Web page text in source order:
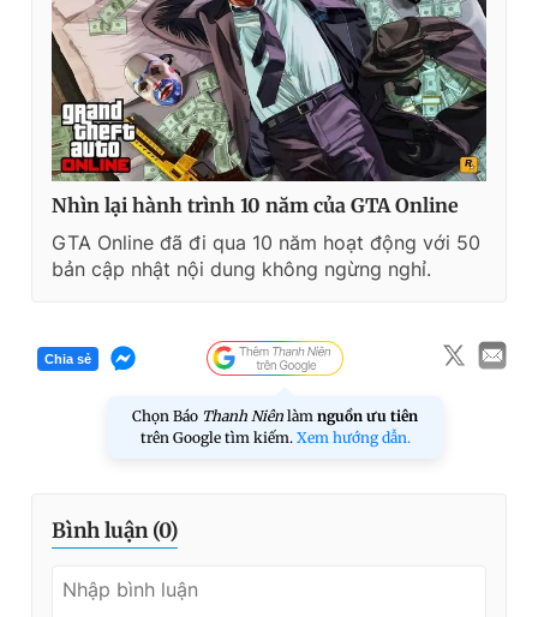
Nhìn lại hành trình 10 năm của GTA Online
GTA Online đã đi qua 10 năm hoạt động với 50
bản cập nhật nội dung không ngừng nghỉ.
Chia sẻ
Chọn Báo Thanh Niên làm nguồn ưu tiên
trên Google tìm kiếm. Xem hướng dẫn.
Bình luận (0)